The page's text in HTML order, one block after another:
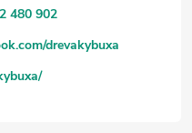
480 902
drevakybuxa